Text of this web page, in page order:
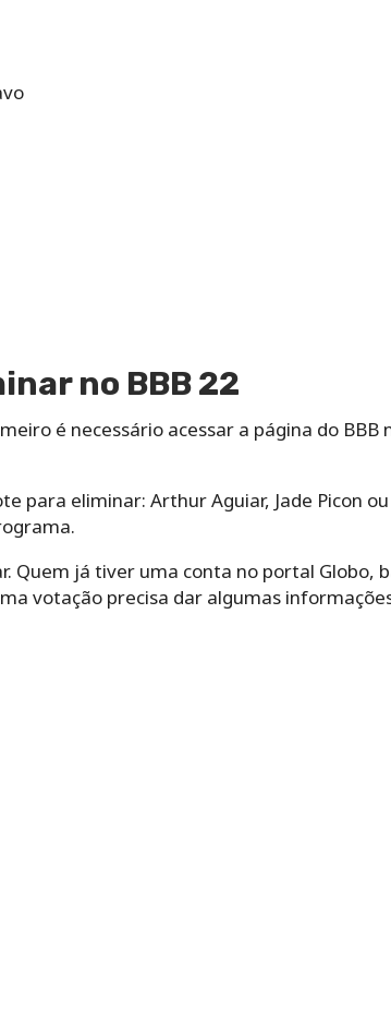
no BBB 22
é necessário acessar a página do BBB
para eliminar: Arthur Aguiar, Jade Picon
Quem já tiver uma conta no portal Globo,
votação precisa dar algumas